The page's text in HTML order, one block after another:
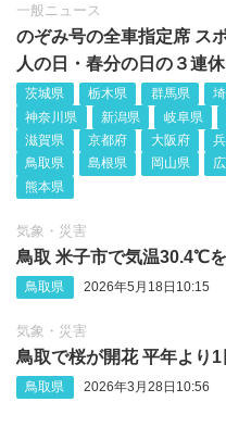
一般ニュース
のぞみ号の全車指定席 ス
人の日・春分の日の３連
茨城県 栃木県 群馬県
神奈川県
新潟県 岐阜県
滋賀県
京都府 大阪府
鳥取県
島根県 岡山県
熊本県
気象・災害
鳥取 米子市で気温30.4℃
鳥取県 2026年5月18日10:15
気象・災害
鳥取で桜が開花 平年より
鳥取県 2026年3月28日10:56